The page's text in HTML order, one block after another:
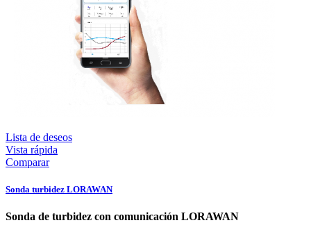
Lista de deseos
Vista rápida
Comparar
Sonda turbidez LORAWAN
Sonda de turbidez con comunicación LORAWAN